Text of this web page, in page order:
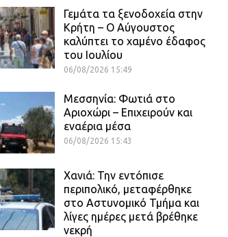
Γεμάτα τα ξενοδοχεία στην
Κρήτη – Ο Αύγουστος
καλύπτει το χαμένο έδαφος
του Ιουλίου
06/08/2026 15:49
Μεσσηνία: Φωτιά στο
Αριοχώρι – Επιχειρούν και
εναέρια μέσα
06/08/2026 15:43
Χανιά: Την εντόπισε
περιπολικό, μεταφέρθηκε
στο Αστυνομικό Τμήμα και
λίγες ημέρες μετά βρέθηκε
νεκρή